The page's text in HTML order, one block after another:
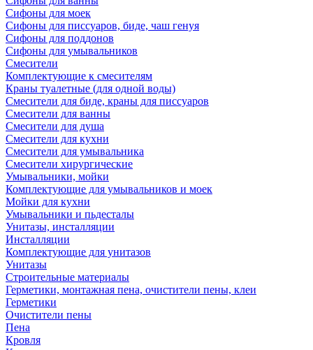
Сифоны для моек
Сифоны для писсуаров, биде, чаш генуя
Сифоны для поддонов
Сифоны для умывальников
Смесители
Комплектующие к смесителям
Краны туалетные (для одной воды)
Смесители для биде, краны для писсуаров
Смесители для ванны
Смесители для душа
Смесители для кухни
Смесители для умывальника
Смесители хирургические
Умывальники, мойки
Комплектующие для умывальников и моек
Мойки для кухни
Умывальники и пьдесталы
Унитазы, инсталляции
Инсталляции
Комплектующие для унитазов
Унитазы
Строительные материалы
Герметики, монтажная пена, очистители пены, клеи
Герметики
Очистители пены
Пена
Кровля